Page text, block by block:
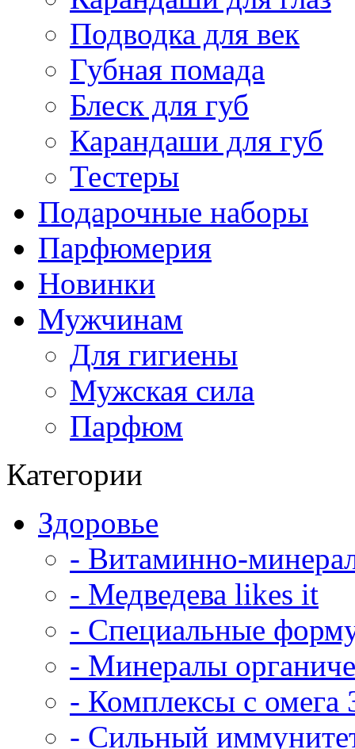
Подводка для век
Губная помада
Блеск для губ
Карандаши для губ
Тестеры
Подарочные наборы
Парфюмерия
Новинки
Мужчинам
Для гигиены
Мужская сила
Парфюм
Категории
Здоровье
- Витаминно-
- Медведева likes it
- Специальные
- Минералы
- Комплексы с омега
- Сильный